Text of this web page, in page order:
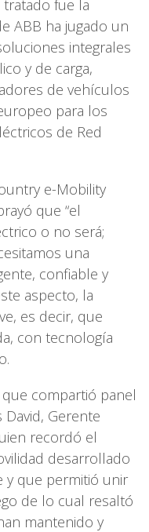
fue la
ABB ha jugado un
integrales
y de carga,
de vehículos
para los
de Red
e-Mobility
que “el
o no será;
una
confiable y
aspecto, la
es decir, que
con tecnología
compartió panel
Gerente
recordó el
desarrollado
y que permitió unir
de lo cual resaltó
mantenido y